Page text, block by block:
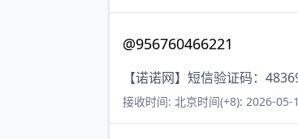
@956760466221
【诺诺网】短信验证码：
接收时间: 北京时间(+8): 2026-05-